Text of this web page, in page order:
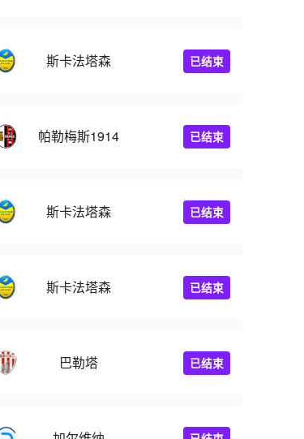
斯卡法塔森 已结束
帕勒梅斯1914 已结束
斯卡法塔森 已结束
斯卡法塔森 已结束
巴勒塔 已结束